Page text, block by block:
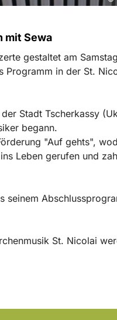
mit Sewa
gestaltet am
Programm in der St.
Stadt Tscherkassy
begann.
"Auf gehts",
Leben gerufen und
seinem
St. Nicolai